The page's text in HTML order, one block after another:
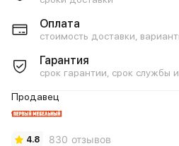
Оплата
стоимость доставки,
Гарантия
срок гарантии, срок службы
Продавец
4.8 830 отзывов